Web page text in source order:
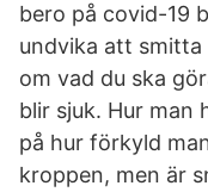
bero på covid-19
undvika att
om vad du ska
blir sjuk. Hur man
på hur förkyld
kroppen, men är